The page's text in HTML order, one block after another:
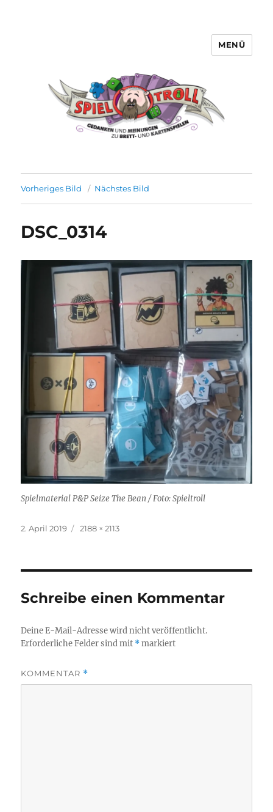
MENÜ
Vorheriges Bild Nächstes Bild
DSC_0314
Spielmaterial P&P Seize The Bean / Foto: Spieltroll
Veröffentlicht
2. April 2019 Originalgröße
2188 × 2113
Schreibe einen Kommentar
Deine E-Mail-Adresse wird nicht veröffentlicht.
Erforderliche Felder sind mit *markiert
KOMMENTAR *